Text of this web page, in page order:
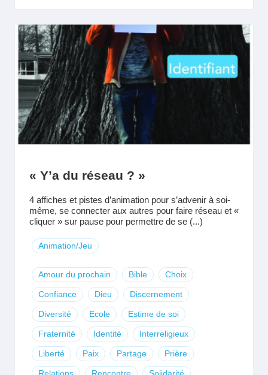
« Y’a du réseau ? »
4 affiches et pistes d’animation pour s’advenir à soi-
même, se connecter aux autres pour faire réseau et «
cliquer » sur pause pour permettre de se (...)
Animation/Jeu
Amour du prochain Bible Choix
Confiance Dieu Discernement
Diversité Ecole Estime de soi
Fraternité Identité Interreligieux
Liberté Paix Partage Prière